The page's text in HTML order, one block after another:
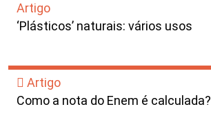
Artigo
‘Plásticos’ naturais: vários usos
Artigo
Como a nota do Enem é calculada?